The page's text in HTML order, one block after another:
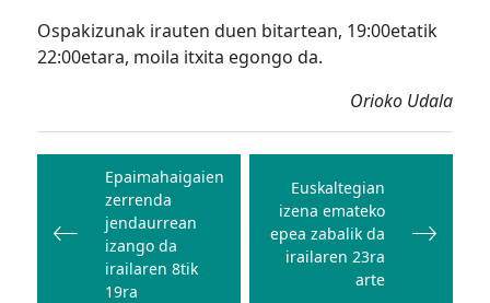
Ospakizunak irauten duen bitartean, 19:00etatik
22:00etara, moila itxita egongo da.
Orioko Udala
Bidalketetan
zehar
nabigatu
Epaimahaigaien
zerrenda
jendaurrean
izango da
irailaren 8tik
19ra
Euskaltegian
izena emateko
epea zabalik da
irailaren 23ra
arte